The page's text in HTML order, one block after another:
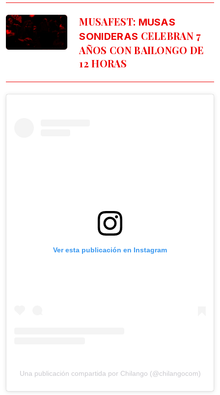
MUSAFEST: MUSAS
SONIDERAS CELEBRAN 7
AÑOS CON BAILONGO DE
12 HORAS
Ver esta publicación en Instagram
Una publicación compartida por Chilango (@chilangocom)